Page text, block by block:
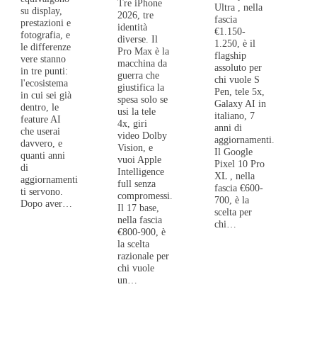
su display,
prestazioni e
fotografia, e
le differenze
vere stanno
in tre punti:
l'ecosistema
in cui sei già
dentro, le
feature AI
che userai
davvero, e
quanti anni
di
aggiornamenti
ti servono.
Dopo aver…
Tre iPhone
2026, tre
identità
diverse. Il
Pro Max è la
macchina da
guerra che
giustifica la
spesa solo se
usi la tele
4x, giri
video Dolby
Vision, e
vuoi Apple
Intelligence
full senza
compromessi.
Il 17 base,
nella fascia
€800-900, è
la scelta
razionale per
chi vuole
un…
Ultra , nella
fascia
€1.150-
1.250, è il
flagship
assoluto per
chi vuole S
Pen, tele 5x,
Galaxy AI in
italiano, 7
anni di
aggiornamenti.
Il Google
Pixel 10 Pro
XL , nella
fascia €600-
700, è la
scelta per
chi…